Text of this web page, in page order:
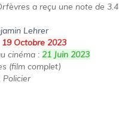
a reçu une note de3.4
Lehrer
19 Octobre 2023
cinéma : 21 Juin 2023
(film complet)
Policier